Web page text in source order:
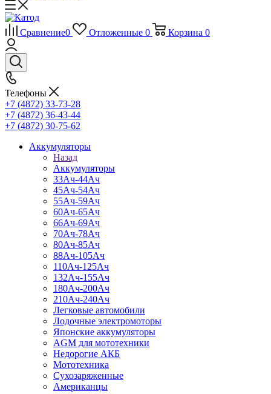
Сравнение0 Отложенные 0 Корзина 0
Телефоны
+7 (4872) 33-73-28
+7 (4872) 36-43-44
+7 (4872) 30-75-62
Аккумуляторы
Назад
Аккумуляторы
33Ач-44Ач
45Ач-54Ач
55Ач-59Ач
60Ач-65Ач
66Ач-69Ач
70Ач-78Ач
80Ач-85Ач
88Ач-105Ач
110Ач-125Ач
132Ач-155Ач
180Ач-200Ач
210Ач-240Ач
Легковые автомобили
Лодочные электромоторы
Японские аккумуляторы
AGM для мототехники
Недорогие АКБ
Мототехника
Сухозаряженные
Американцы